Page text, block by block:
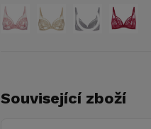
Související zboží